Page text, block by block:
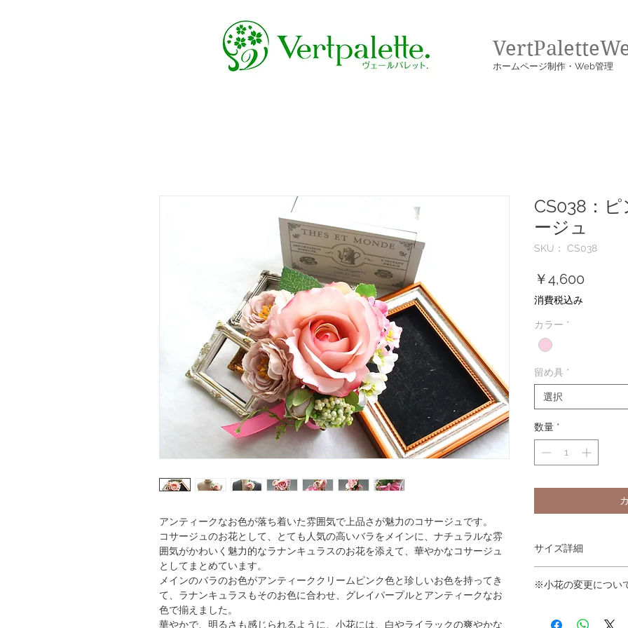
​ホームページ制作・Web管理
アンティークなお色が落ち着いた雰囲気で上品さが魅力のコサージュです。
コサージュのお花として、とても人気の高いバラをメインに、ナチュラルな雰
囲気がかわいく魅力的なラナンキュラスのお花を添えて、華やかなコサージュ
としてまとめています。
メインのバラのお色がアンティーククリームピンク色と珍しいお色を持ってき
て、ラナンキュラスもそのお色に合わせ、グレイパープルとアンティークなお
色で揃えました。
華やかで、明るさも感じられるように、小花には、白やライラックの爽やかな
CS038：
ージュ
SKU： CS038
￥4,600
消費税込み
カラー *
留め具 *
選択
数量 *
サイズ詳細
※小花の変更につい
外観の小花に変更す